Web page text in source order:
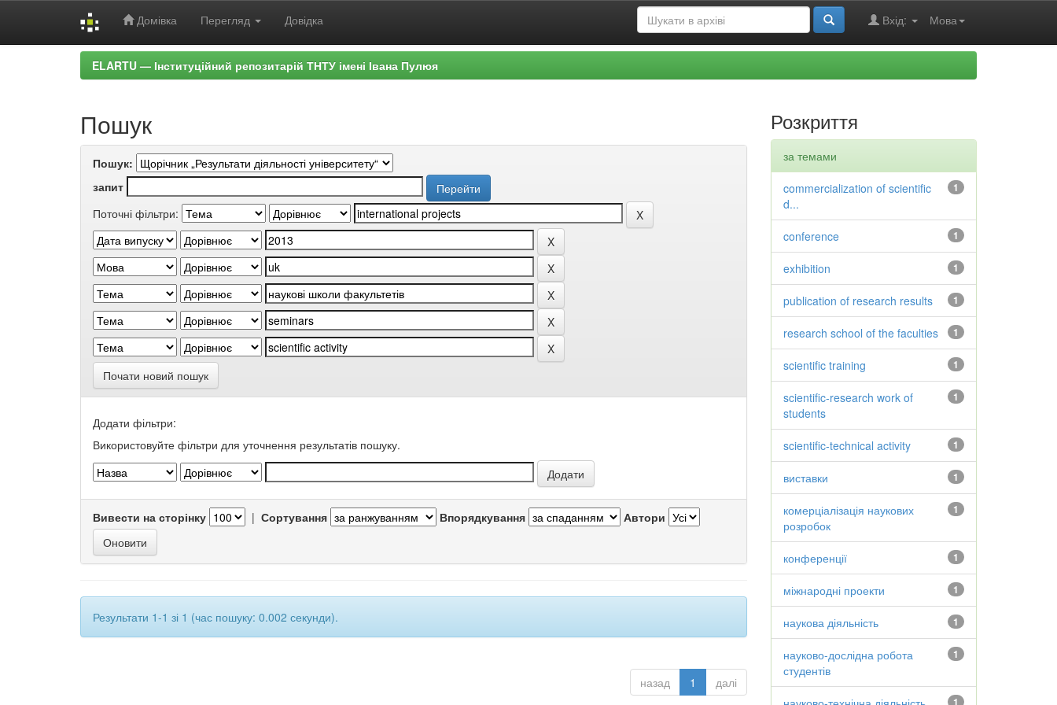
Домівка Перегляд Довідка Мова
Вхід:
ELARTU — Інституційний репозитарій ТНТУ імені Івана Пулюя
Пошук
Пошук:
запит
Поточні фільтри:
Почати новий пошук
Додати фільтри:
Використовуйте фільтри для уточнення результатів пошуку.
Вивести на сторінку | Сортування Впорядкування Автори
Результати 1-1 зі 1 (час пошуку: 0.002 секунди).
назад 1 далі
Розкриття
за темами
1
commercialization of scientific
d...
1
conference
1
exhibition
1
publication of research results
1
research school of the faculties
1
scientific training
1
scientific-research work of
students
1
scientific-technical activity
1
виставки
1
комерціалізація наукових
розробок
1
конференції
1
міжнародні проекти
1
наукова діяльність
1
науково-дослідна робота
студентів
1